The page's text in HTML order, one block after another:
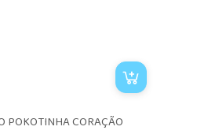
POKOTINHA CORAÇÃO